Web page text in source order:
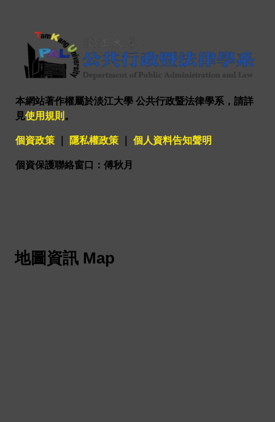
本網站著作權屬於淡江大學 公共行政暨法律學系，請詳
見使用規則 。
個資政策 隱私權政策 個人資料告知聲明
個資保護聯絡窗口：傅秋月
地圖資訊 Map